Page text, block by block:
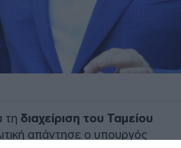
τη διαχείριση του Ταμείου
απάντησε ο υπουργός